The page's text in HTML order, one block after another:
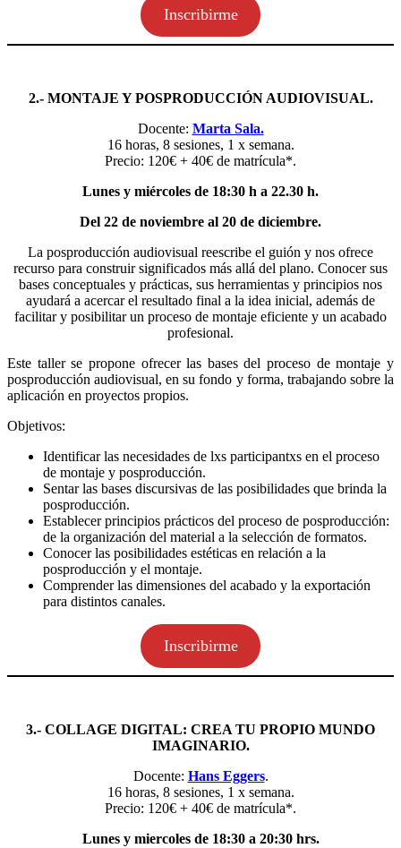
Inscribirme
2.- MONTAJE Y POSPRODUCCIÓN AUDIOVISUAL.
Docente: Marta Sala.
16 horas, 8 sesiones, 1 x semana.
Precio: 120€ + 40€ de matrícula*.
Lunes y miércoles de 18:30 h a 22.30 h.
Del 22 de noviembre al 20 de diciembre.
La posproducción audiovisual reescribe el guión y nos ofrece
recurso para construir significados más allá del plano. Conocer sus
bases conceptuales y prácticas, sus herramientas y principios nos
ayudará a acercar el resultado final a la idea inicial, además de
facilitar y posibilitar un proceso de montaje eficiente y un acabado
profesional.
Este taller se propone ofrecer las bases del proceso de montaje y
posproducción audiovisual, en su fondo y forma, trabajando sobre la
aplicación en proyectos propios.
Objetivos:
Identificar las necesidades de lxs participantxs en el proceso
de montaje y posproducción.
Sentar las bases discursivas de las posibilidades que brinda la
posproducción.
Establecer principios prácticos del proceso de posproducción:
de la organización del material a la selección de formatos.
Conocer las posibilidades estéticas en relación a la
posproducción y el montaje.
Comprender las dimensiones del acabado y la exportación
para distintos canales.
Inscribirme
3.- COLLAGE DIGITAL: CREA TU PROPIO MUNDO
IMAGINARIO.
Docente: Hans Eggers.
16 horas, 8 sesiones, 1 x semana.
Precio: 120€ + 40€ de matrícula*.
Lunes y miercoles de 18:30 a 20:30 hrs.